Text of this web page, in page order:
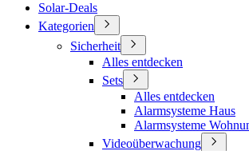
Solar-Deals
Kategorien
Sicherheit
Alles entdecken
Sets
Alles entdecken
Alarmsysteme Haus
Alarmsysteme
Videoüberwachung